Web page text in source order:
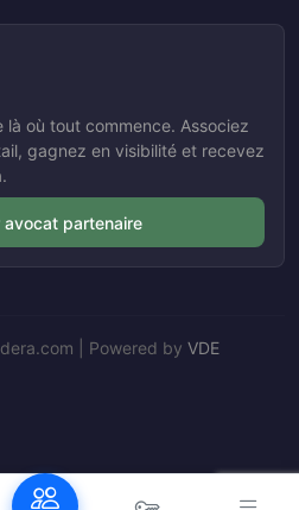
où tout commence. Associez
gagnez en visibilité et recevez
avocat partenaire
| Powered by VDE